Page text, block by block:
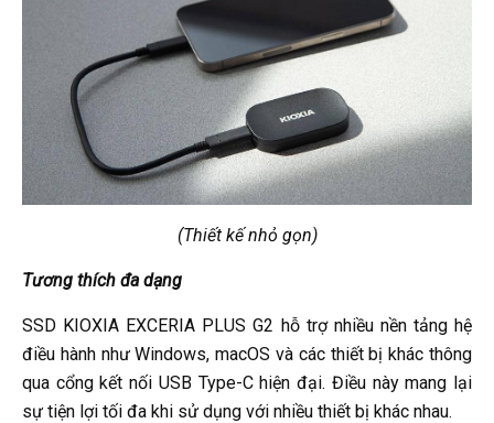
(Thiết kế nhỏ gọn)
Tương thích đa dạng
SSD KIOXIA EXCERIA PLUS G2 hỗ trợ nhiều nền tảng hệ
điều hành như Windows, macOS và các thiết bị khác thông
qua cổng kết nối USB Type-C hiện đại. Điều này mang lại
sự tiện lợi tối đa khi sử dụng với nhiều thiết bị khác nhau.